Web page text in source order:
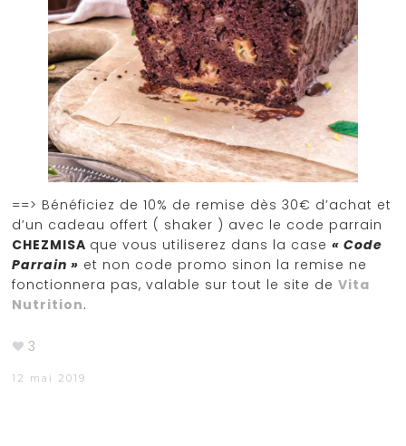
==> Bénéficiez de 10% de remise dès 30€ d’achat et
d’un cadeau offert ( shaker ) avec le code parrain
CHEZMISA que vous utiliserez dans la case« Code
Parrain » et non code promo sinon la remise ne
fonctionnera pas, valable sur tout le site deVita
Nutrition.
3
12 mai 2019